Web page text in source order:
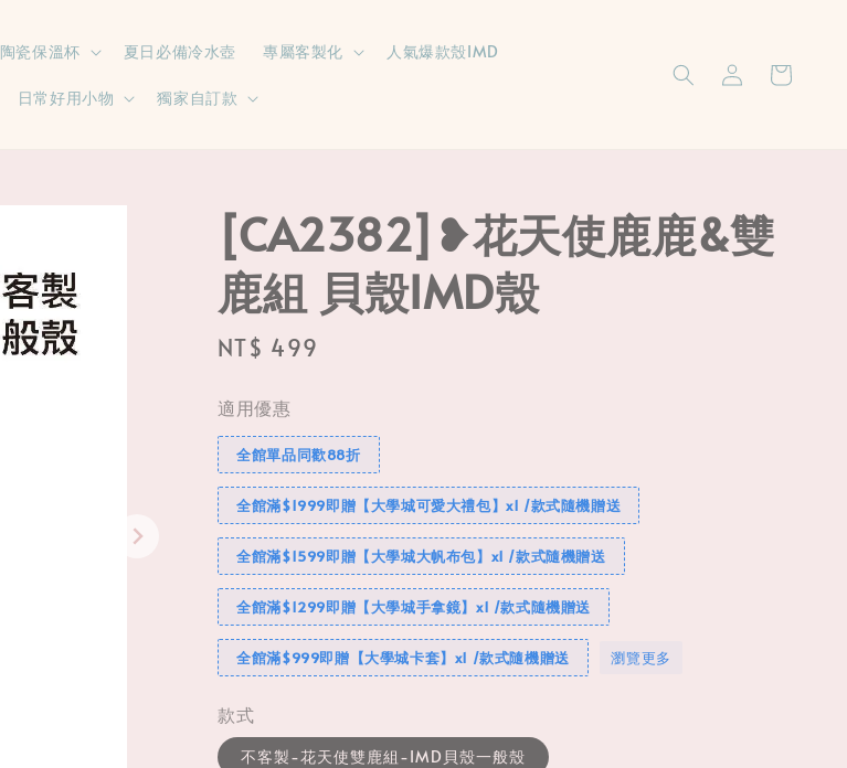
陶瓷保溫杯 夏日必備冷水壺 專屬客製化 人氣爆款殼IMD
日常好用小物 獨家自訂款
[CA2382]❥花天使鹿鹿&雙
鹿組 貝殼IMD殼
Regular
NT$ 499
適用優惠
全館單品同歡88折
全館滿$1999即贈【大學城可愛大禮包】x1 /款式隨機贈送
全館滿$1599即贈【大學城大帆布包】x1 /款式隨機贈送
全館滿$1299即贈【大學城手拿鏡】x1 /款式隨機贈送
全館滿$999即贈【大學城卡套】x1 /款式隨機贈送 瀏覽更多
款式
不客製-花天使雙鹿組-IMD貝殼一般殼